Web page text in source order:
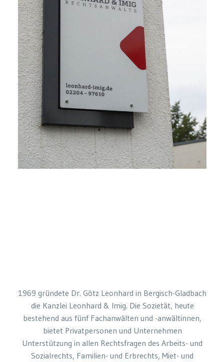
1969 gründete Dr. Götz Leonhard in Bergisch-Gladbach
die Kanzlei Leonhard & Imig. Die Sozietät, heute
bestehend aus fünf Fachanwälten und -anwältinnen,
bietet Privatpersonen und Unternehmen
Unterstützung in allen Rechtsfragen des Arbeits- und
Sozialrechts, Familien- und Erbrechts, Miet- und